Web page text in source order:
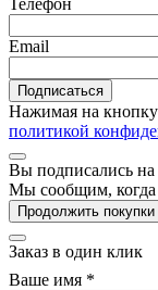
Email
Подписаться
Нажимая на кнопку
политикой
Вы подписались на
Мы сообщим, когда
Продолжить покупки
Заказ в один клик
Ваше имя *